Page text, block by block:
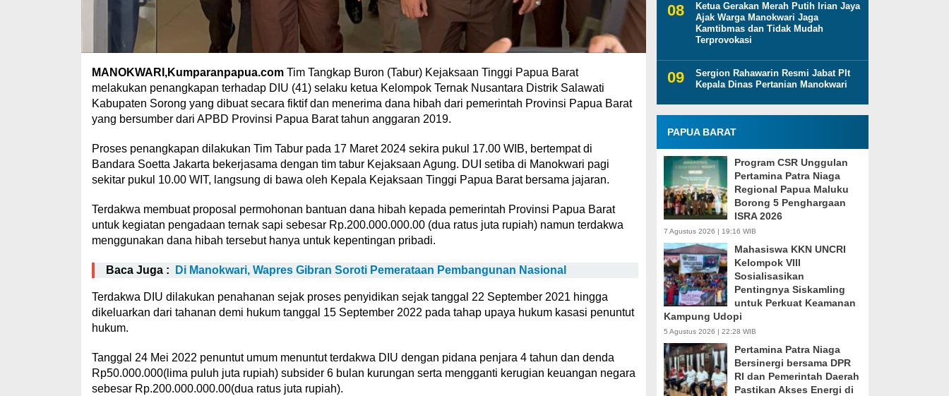
MANOKWARI,Kumparanpapua.comTim Tangkap Buron (Tabur) Kejaksaan Tinggi Papua Barat
melakukan penangkapan terhadap DIU (41) selaku ketua Kelompok Ternak Nusantara Distrik Salawati
Kabupaten Sorong yang dibuat secara fiktif dan menerima dana hibah dari pemerintah Provinsi Papua Barat
yang bersumber dari APBD Provinsi Papua Barat tahun anggaran 2019.
Proses penangkapan dilakukan Tim Tabur pada 17 Maret 2024 sekira pukul 17.00 WIB, bertempat di
Bandara Soetta Jakarta bekerjasama dengan tim tabur Kejaksaan Agung. DUI setiba di Manokwari pagi
sekitar pukul 10.00 WIT, langsung di bawa oleh Kepala Kejaksaan Tinggi Papua Barat bersama jajaran.
Terdakwa membuat proposal permohonan bantuan dana hibah kepada pemerintah Provinsi Papua Barat
untuk kegiatan pengadaan ternak sapi sebesar Rp.200.000.000.00 (dua ratus juta rupiah) namun terdakwa
menggunakan dana hibah tersebut hanya untuk kepentingan pribadi.
Baca Juga : Di Manokwari, Wapres Gibran Soroti Pemerataan Pembangunan Nasional
Terdakwa DIU dilakukan penahanan sejak proses penyidikan sejak tanggal 22 September 2021 hingga
dikeluarkan dari tahanan demi hukum tanggal 15 September 2022 pada tahap upaya hukum kasasi penuntut
hukum.
Tanggal 24 Mei 2022 penuntut umum menuntut terdakwa DIU dengan pidana penjara 4 tahun dan denda
Rp50.000.000(lima puluh juta rupiah) subsider 6 bulan kurungan serta mengganti kerugian keuangan negara
sebesar Rp.200.000.000.00(dua ratus juta rupiah).
Ketua Gerakan Merah Putih Irian Jaya
Ajak Warga Manokwari Jaga
Kamtibmas dan Tidak Mudah
Terprovokasi
Sergion Rahawarin Resmi Jabat Plt
Kepala Dinas Pertanian Manokwari
PAPUA BARAT
Program CSR Unggulan
Pertamina Patra Niaga
Regional Papua Maluku
Borong 5 Penghargaan
ISRA 2026
7 Agustus 2026 | 19:16 WIB
Mahasiswa KKN UNCRI
Kelompok VIII
Sosialisasikan
Pentingnya Siskamling
untuk Perkuat Keamanan
Kampung Udopi
5 Agustus 2026 | 22:28 WIB
Pertamina Patra Niaga
Bersinergi bersama DPR
RI dan Pemerintah Daerah
Pastikan Akses Energi di